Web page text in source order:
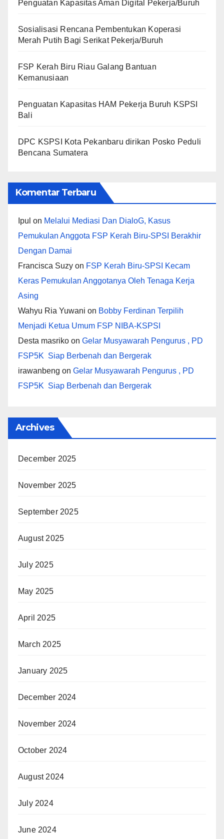
Penguatan Kapasitas Aman Digital Pekerja/Buruh
Sosialisasi Rencana Pembentukan Koperasi
Merah Putih Bagi Serikat Pekerja/Buruh
FSP Kerah Biru Riau Galang Bantuan
Kemanusiaan
Penguatan Kapasitas HAM Pekerja Buruh KSPSI
Bali
DPC KSPSI Kota Pekanbaru dirikan Posko Peduli
Bencana Sumatera
Komentar Terbaru
Ipul on Melalui Mediasi Dan DialoG, Kasus
Pemukulan Anggota FSP Kerah Biru-SPSI Berakhir
Dengan Damai
Francisca Suzy on FSP Kerah Biru-SPSI Kecam
Keras Pemukulan Anggotanya Oleh Tenaga Kerja
Asing
Wahyu Ria Yuwani on Bobby Ferdinan Terpilih
Menjadi Ketua Umum FSP NIBA-KSPSI
Desta masriko on Gelar Musyawarah Pengurus , PD
FSP5K Siap Berbenah dan Bergerak
irawanbeng on Gelar Musyawarah Pengurus , PD
FSP5K Siap Berbenah dan Bergerak
Archives
December 2025
November 2025
September 2025
August 2025
July 2025
May 2025
April 2025
March 2025
January 2025
December 2024
November 2024
October 2024
August 2024
July 2024
June 2024